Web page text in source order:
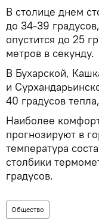
В столице днем
до 34-39
опустится до 25
метров в секунду.
В Бухарской,
и
40 градусов
Наиболее
прогнозируют в
температура
столбики
градусов.
Общество